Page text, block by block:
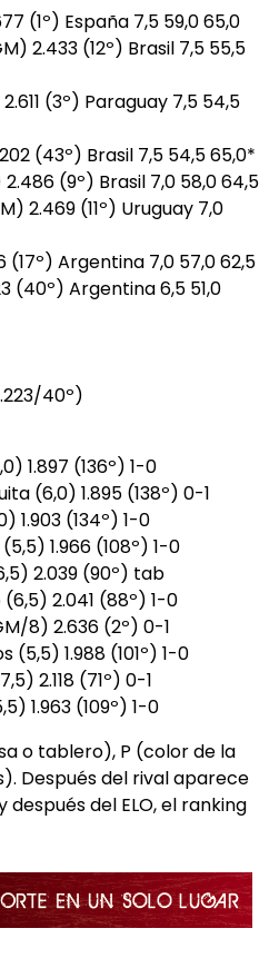
(1º) España 7,5 59,0 65,0
2.433 (12º) Brasil 7,5 55,5
(3º) Paraguay 7,5 54,5
(43º) Brasil 7,5 54,5 65,0*
(9º) Brasil 7,0 58,0 64,5
2.469 (11º) Uruguay 7,0
(17º) Argentina 7,0 57,0 62,5
(40º) Argentina 6,5 51,0
40º)
1.897 (136º) 1-0
(6,0) 1.895 (138º) 0-1
1.903 (134º) 1-0
1.966 (108º) 1-0
2.039 (90º) tab
2.041 (88º) 1-0
8) 2.636 (2º) 0-1
(5,5) 1.988 (101º) 1-0
2.118 (71º) 0-1
1.963 (109º) 1-0
o tablero), P (color de la
Después del rival aparece
del ELO, el ranking